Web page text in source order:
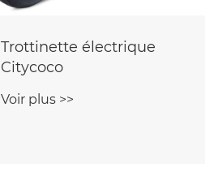
Véhicules électriques à 4
roues
Voir plus >>